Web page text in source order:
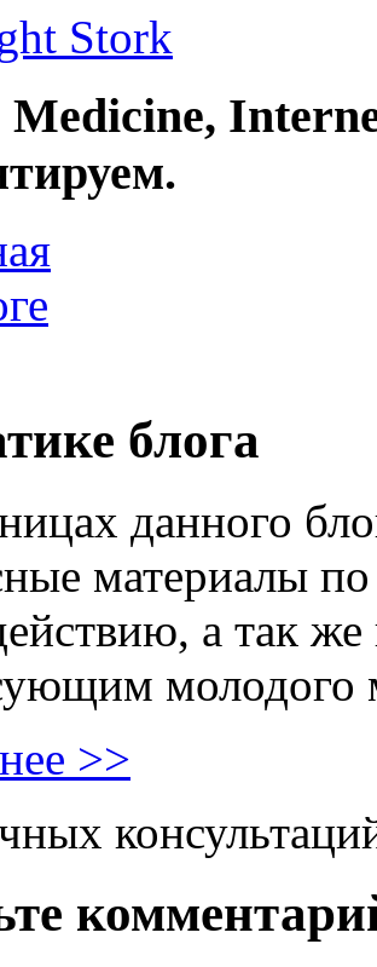
Stork
Medicine,
блога
данного
материалы
а так
молодого
>>